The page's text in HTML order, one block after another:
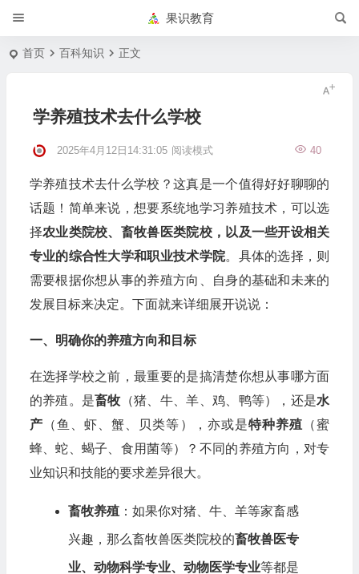
果识教育
首页 百科知识 正文
学养殖技术去什么学校
2025年4月12日14:31:05 40
阅读模式
学养殖技术去什么学校？这真是一个值得好好聊聊的
话题！简单来说，想要系统地学习养殖技术，可以选
择农业类院校、畜牧兽医类院校，以及一些开设相关
专业的综合性大学和职业技术学院。具体的选择，则
需要根据你想从事的养殖方向、自身的基础和未来的
发展目标来决定。下面就来详细展开说说：
一、明确你的养殖方向和目标
在选择学校之前，最重要的是搞清楚你想从事哪方面
的养殖。是畜牧（猪、牛、羊、鸡、鸭等），还是水
产 （鱼、虾、蟹、贝类等），亦或是特种养殖 （蜜
蜂、蛇、蝎子、食用菌等）？不同的养殖方向，对专
业知识和技能的要求差异很大。
畜牧养殖：如果你对猪、牛、羊等家畜感
兴趣，那么畜牧兽医类院校的畜牧兽医专
业、动物科学专业、动物医学专业等都是